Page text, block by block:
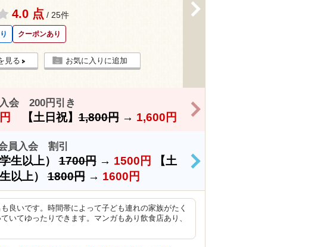
4.0 点 / 25件
クーポンあり
見る お気に入りに追加
会 200円引き
【土日祝】1,800円→ 1,600円
員入会 割引
生以上）1700円→ 1500円
【土
以上）1800円→ 1600円
>
良いです。時間帯によって子ども連れの家族がたく
いてゆったりできます。マンガもあり飲食店あり、